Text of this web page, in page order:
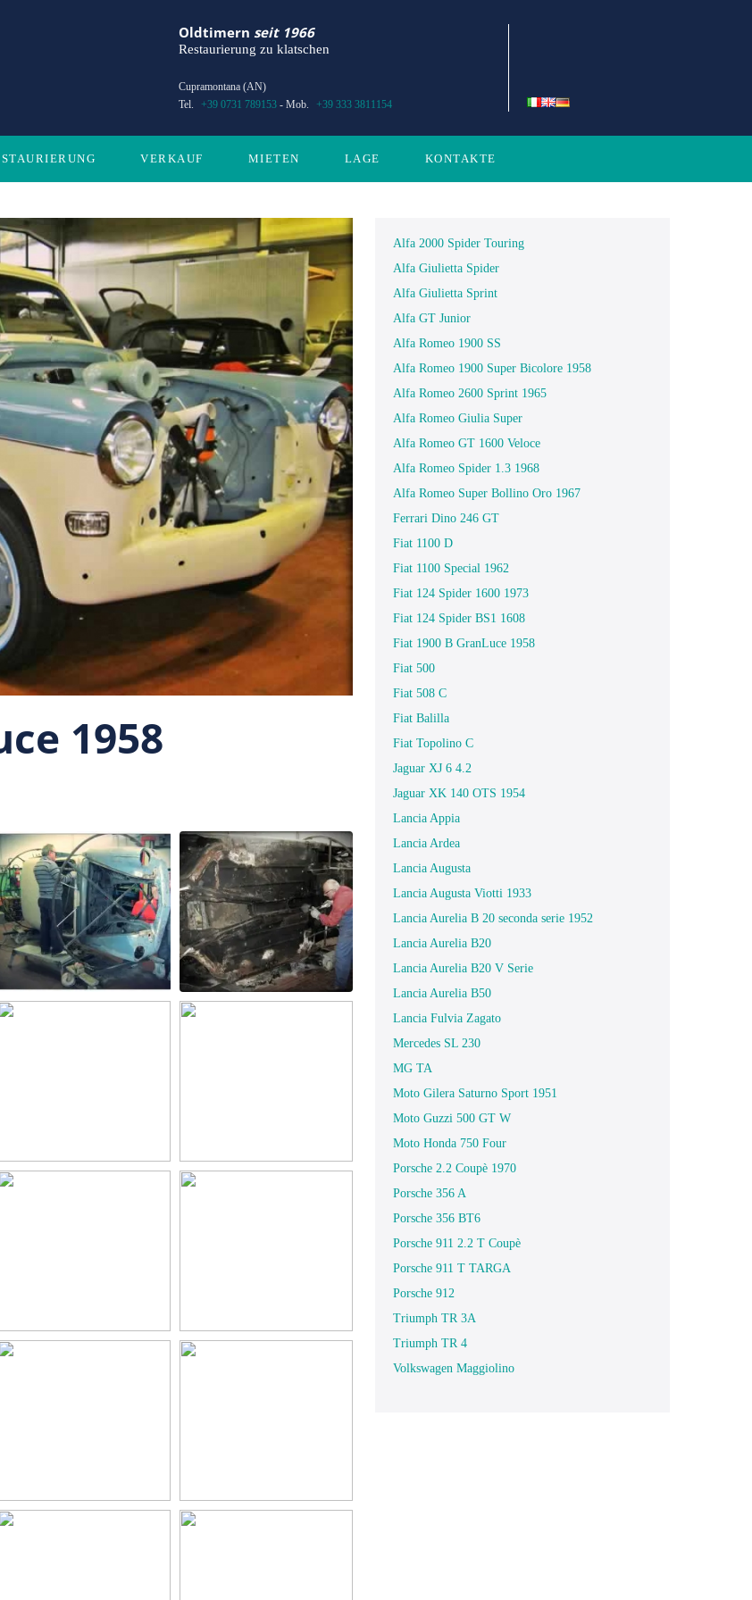
Oldtimern seit 1966
Restaurierung zu klatschen
Cupramontana (AN)
Tel.
+39 0731 789153 - Mob. +39 333 3811154
VERKAUF MIETEN LAGE KONTAKTE
1958
Alfa 2000 Spider Touring
Alfa Giulietta Spider
Alfa Giulietta Sprint
Alfa GT Junior
Alfa Romeo 1900 SS
Alfa Romeo 1900 Super Bicolore 1958
Alfa Romeo 2600 Sprint 1965
Alfa Romeo Giulia Super
Alfa Romeo GT 1600 Veloce
Alfa Romeo Spider 1.3 1968
Alfa Romeo Super Bollino Oro 1967
Ferrari Dino 246 GT
Fiat 1100 D
Fiat 1100 Special 1962
Fiat 124 Spider 1600 1973
Fiat 124 Spider BS1 1608
Fiat 1900 B GranLuce 1958
Fiat 500
Fiat 508 C
Fiat Balilla
Fiat Topolino C
Jaguar XJ 6 4.2
Jaguar XK 140 OTS 1954
Lancia Appia
Lancia Ardea
Lancia Augusta
Lancia Augusta Viotti 1933
Lancia Aurelia B 20 seconda serie 1952
Lancia Aurelia B20
Lancia Aurelia B20 V Serie
Lancia Aurelia B50
Lancia Fulvia Zagato
Mercedes SL 230
MG TA
Moto Gilera Saturno Sport 1951
Moto Guzzi 500 GT W
Moto Honda 750 Four
Porsche 2.2 Coupè 1970
Porsche 356 A
Porsche 356 BT6
Porsche 911 2.2 T Coupè
Porsche 911 T TARGA
Porsche 912
Triumph TR 3A
Triumph TR 4
Volkswagen Maggiolino